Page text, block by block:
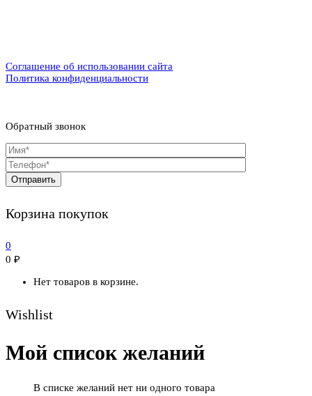
Соглашение об использовании сайта
Политика конфиденциальности
Обратный звонок
Корзина покупок
0
0 ₽
Нет товаров в корзине.
Wishlist
Мой список желаний
В списке желаний нет ни одного товара